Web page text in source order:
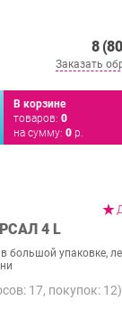
8
Заказать
В корзине
товаров: 0
на сумму: 0 р.
4 L
большой упаковке,
17, покупок: 12)